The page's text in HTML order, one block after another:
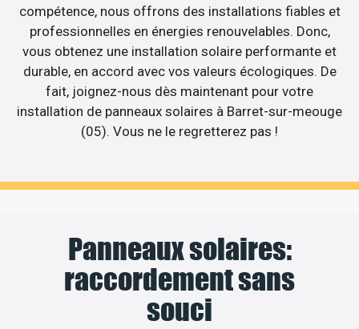
compétence, nous offrons des installations fiables et
professionnelles en énergies renouvelables. Donc,
vous obtenez une installation solaire performante et
durable, en accord avec vos valeurs écologiques. De
fait, joignez-nous dès maintenant pour votre
installation de panneaux solaires à Barret-sur-meouge
(05). Vous ne le regretterez pas !
Panneaux solaires:
raccordement sans
souci